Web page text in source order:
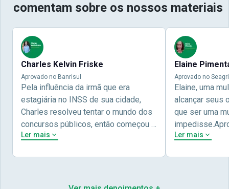
comentam sobre os nossos materiais
Charles Kelvin Friske
Aprovado no Banrisul
Pela influência da irmã que era
estagiária no INSS de sua cidade,
Charles resolveu tentar o mundo dos
concursos públicos, então começou a
estudar com contéudo gratuito que a
preparação completa, e o resultado
Ler mais
Elaine
Aprovado no
Elaine, uma
alcançar seus
que ser uma
concursos
Ler mais